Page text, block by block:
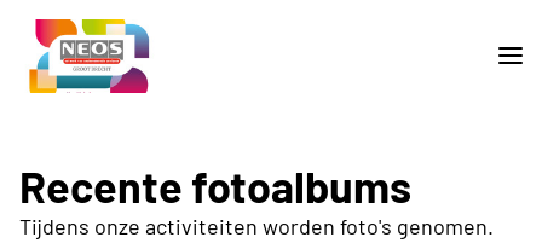
Recente fotoalbums
Tijdens onze activiteiten worden foto's genomen.